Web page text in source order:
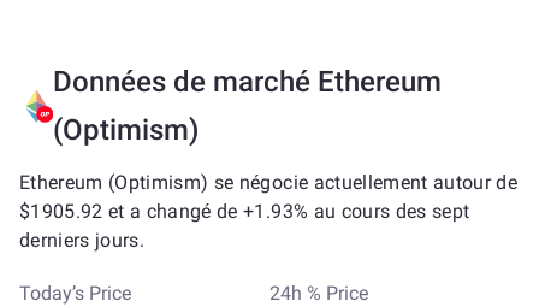
Données de marché Ethereum
(Optimism)
Ethereum (Optimism) se négocie actuellement autour de
$1905.92 et a changé de +1.93% au cours des sept
derniers jours.
Today’s Price 24h % Price